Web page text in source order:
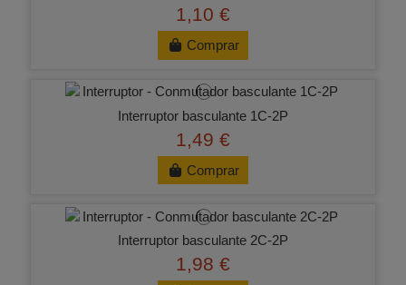
1,10 €
Comprar
Interruptor basculante 1C-2P
1,49 €
Comprar
Interruptor basculante 2C-2P
1,98 €